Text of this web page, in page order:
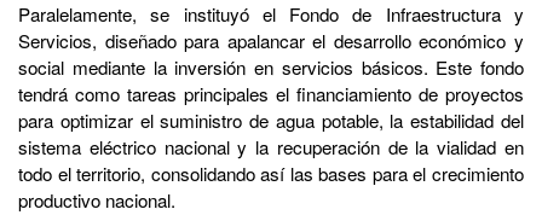
Paralelamente, se instituyó el Fondo de Infraestructura y
Servicios, diseñado para apalancar el desarrollo económico y
social mediante la inversión en servicios básicos. Este fondo
tendrá como tareas principales el financiamiento de proyectos
para optimizar el suministro de agua potable, la estabilidad del
sistema eléctrico nacional y la recuperación de la vialidad en
todo el territorio, consolidando así las bases para el crecimiento
productivo nacional.